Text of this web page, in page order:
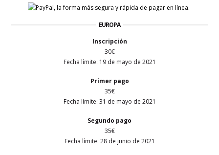
EUROPA
Inscripción
30€
Fecha límite: 19 de mayo de 2021
Primer pago
35€
Fecha límite: 31 de mayo de 2021
Segundo pago
35€
Fecha límite: 28 de junio de 2021